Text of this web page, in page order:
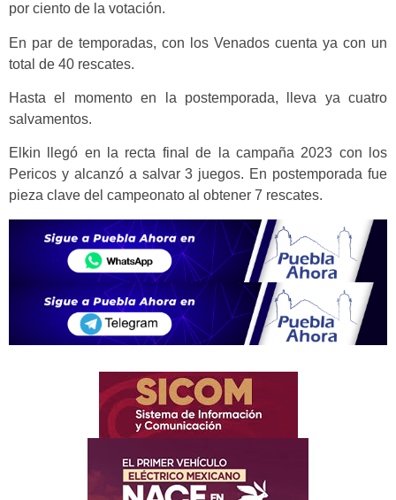
por ciento de la votación.
En par de temporadas, con los Venados cuenta ya con un
total de 40 rescates.
Hasta el momento en la postemporada, lleva ya cuatro
salvamentos.
Elkin llegó en la recta final de la campaña 2023 con los
Pericos y alcanzó a salvar 3 juegos. En postemporada fue
pieza clave del campeonato al obtener 7 rescates.